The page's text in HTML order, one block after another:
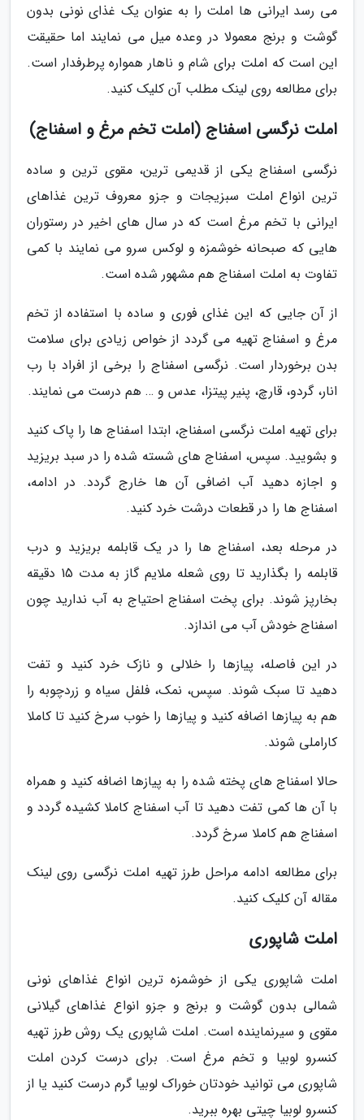
می رسد ایرانی ها املت را به عنوان یک غذای نونی بدون
گوشت و برنج معمولا در وعده میل می نمایند اما حقیقت
این است که املت برای شام و ناهار همواره پرطرفدار است.
برای مطالعه روی لینک مطلب آن کلیک کنید.
املت نرگسی اسفناج (املت تخم مرغ و اسفناج)
نرگسی اسفناج یکی از قدیمی ترین، مقوی ترین و ساده
ترین انواع املت سبزیجات و جزو معروف ترین غذاهای
ایرانی با تخم مرغ است که در سال های اخیر در رستوران
هایی که صبحانه خوشمزه و لوکس سرو می نمایند با کمی
تفاوت به املت اسفناج هم مشهور شده است.
از آن جایی که این غذای فوری و ساده با استفاده از تخم
مرغ و اسفناج تهیه می گردد از خواص زیادی برای سلامت
بدن برخوردار است. نرگسی اسفناج را برخی از افراد با رب
انار، گردو، قارچ، پنیر پیتزا، عدس و … هم درست می نمایند.
برای تهیه املت نرگسی اسفناج، ابتدا اسفناج ها را پاک کنید
و بشویید. سپس، اسفناج های شسته شده را در سبد بریزید
و اجازه دهید آب اضافی آن ها خارج گردد. در ادامه،
اسفناج ها را در قطعات درشت خرد کنید.
در مرحله بعد، اسفناج ها را در یک قابلمه بریزید و درب
قابلمه را بگذارید تا روی شعله ملایم گاز به مدت 15 دقیقه
بخارپز شوند. برای پخت اسفناج احتیاج به آب ندارید چون
اسفناج خودش آب می اندازد.
در این فاصله، پیازها را خلالی و نازک خرد کنید و تفت
دهید تا سبک شوند. سپس، نمک، فلفل سیاه و زردچوبه را
هم به پیازها اضافه کنید و پیازها را خوب سرخ کنید تا کاملا
کاراملی شوند.
حالا اسفناج های پخته شده را به پیازها اضافه کنید و همراه
با آن ها کمی تفت دهید تا آب اسفناج کاملا کشیده گردد و
اسفناج هم کاملا سرخ گردد.
برای مطالعه ادامه مراحل طرز تهیه املت نرگسی روی لینک
مقاله آن کلیک کنید.
املت شاپوری
املت شاپوری یکی از خوشمزه ترین انواع غذاهای نونی
شمالی بدون گوشت و برنج و جزو انواع غذاهای گیلانی
مقوی و سیرنماینده است. املت شاپوری یک روش طرز تهیه
کنسرو لوبیا و تخم مرغ است. برای درست کردن املت
شاپوری می توانید خودتان خوراک لوبیا گرم درست کنید یا از
کنسرو لوبیا چیتی بهره ببرید.